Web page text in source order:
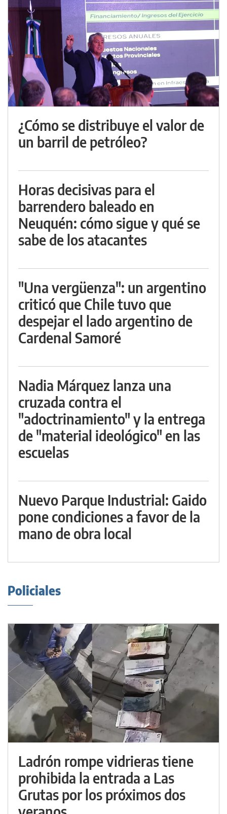
¿Cómo se distribuye el valor de
un barril de petróleo?
Horas decisivas para el
barrendero baleado en
Neuquén: cómo sigue y qué se
sabe de los atacantes
"Una vergüenza": un argentino
criticó que Chile tuvo que
despejar el lado argentino de
Cardenal Samoré
Nadia Márquez lanza una
cruzada contra el
"adoctrinamiento" y la entrega
de "material ideológico" en las
escuelas
Nuevo Parque Industrial: Gaido
pone condiciones a favor de la
mano de obra local
Policiales
Ladrón rompe vidrieras tiene
prohibida la entrada a Las
Grutas por los próximos dos